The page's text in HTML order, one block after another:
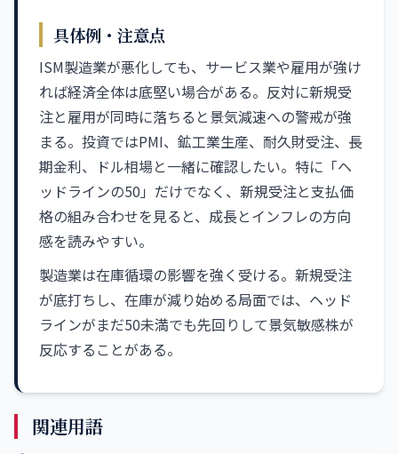
具体例・注意点
ISM製造業が悪化しても、サービス業や雇用が強け
れば経済全体は底堅い場合がある。反対に新規受
注と雇用が同時に落ちると景気減速への警戒が強
まる。投資ではPMI、鉱工業生産、耐久財受注、長
期金利、ドル相場と一緒に確認したい。特に「ヘ
ッドラインの50」だけでなく、新規受注と支払価
格の組み合わせを見ると、成長とインフレの方向
感を読みやすい。
製造業は在庫循環の影響を強く受ける。新規受注
が底打ちし、在庫が減り始める局面では、ヘッド
ラインがまだ50未満でも先回りして景気敏感株が
反応することがある。
関連用語